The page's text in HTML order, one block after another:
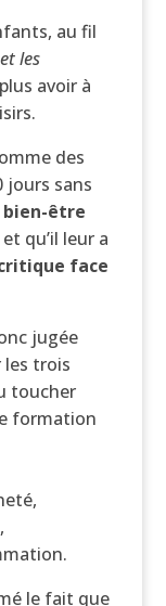
au fil
les
avoir à
des
jours sans
être
qu’il leur a
face
jugée
les trois
toucher
formation
le fait que